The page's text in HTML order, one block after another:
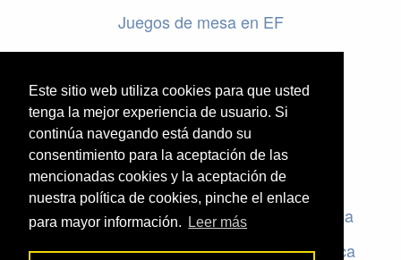
Este sitio web utiliza cookies para que usted
tenga la mejor experiencia de usuario. Si
continúa navegando está dando su
consentimiento para la aceptación de las
mencionadas cookies y la aceptación de
nuestra política de cookies, pinche el enlace
para mayor información.
Leer más
Juegos de mesa en EF
Programar en EF
Cursos online de educación física
Artículos destacados
Evaluación en educación física
Criterios de evaluación en educación física
Rúbricas de evaluación en educación física